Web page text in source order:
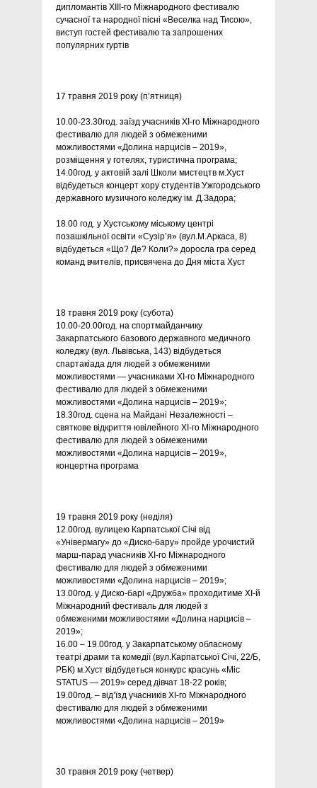
дипломантів ХІIІ-го Міжнародного фестивалю
сучасної та народної пісні «Веселка над Тисою»,
виступ гостей фестивалю та запрошених
популярних гуртів
17 травня 2019 року (п’ятниця)
10.00-23.30год. заїзд учасників ХІ-го Міжнародного
фестивалю для людей з обмеженими
можливостями «Долина нарцисів – 2019»,
розміщення у готелях, туристична програма;
14.00год. у актовій залі Школи мистецтв м.Хуст
відбудеться концерт хору студентів Ужгородського
державного музичного коледжу ім. Д.Задора;
18.00 год. у Хустському міському центрі
позашкільної освіти «Сузір’я» (вул.М.Аркаса, 8)
відбудеться «Що? Де? Коли?» доросла гра серед
команд вчителів, присвячена до Дня міста Хуст
18 травня 2019 року (субота)
10.00-20.00год. на спортмайданчику
Закарпатського базового державного медичного
коледжу (вул. Львівська, 143) відбудеться
спартакіада для людей з обмеженими
можливостями — учасниками ХІ-го Міжнародного
фестивалю для людей з обмеженими
можливостями «Долина нарцисів – 2019»;
18.30год. сцена на Майдані Незалежності –
святкове відкриття ювілейного ХІ-го Міжнародного
фестивалю для людей з обмеженими
можливостями «Долина нарцисів – 2019»,
концертна програма
19 травня 2019 року (неділя)
12.00год. вулицею Карпатської Січі від
«Універмагу» до «Диско-бару» пройде урочистий
марш-парад учасників ХІ-го Міжнародного
фестивалю для людей з обмеженими
можливостями «Долина нарцисів – 2019»;
13.00год. у Диско-барі «Дружба» проходитиме ХІ-й
Міжнародний фестиваль для людей з
обмеженими можливостями «Долина нарцисів –
2019»;
16.00 – 19.00год. у Закарпатському обласному
театрі драми та комедії (вул.Карпатської Січі, 22/Б,
РБК) м.Хуст відбудеться конкурс красунь «Міс
STATUS — 2019» серед дівчат 18-22 років;
19.00год. – від’їзд учасників ХІ-го Міжнародного
фестивалю для людей з обмеженими
можливостями «Долина нарцисів – 2019»
30 травня 2019 року (четвер)